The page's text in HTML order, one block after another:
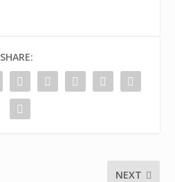
SHARE:
NEXT